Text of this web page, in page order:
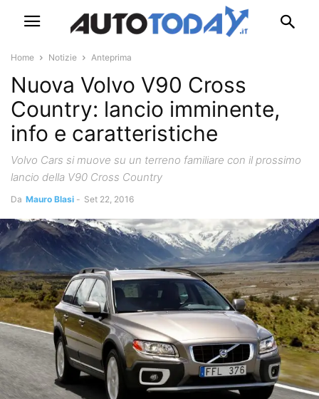
Home Notizie Anteprima
Nuova Volvo V90 Cross
Country: lancio imminente,
info e caratteristiche
Volvo Cars si muove su un terreno familiare con il prossimo
lancio della V90 Cross Country
Da Mauro Blasi - Set 22, 2016